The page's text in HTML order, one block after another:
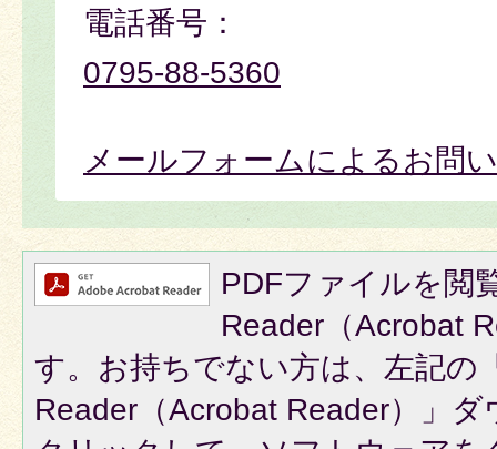
電話番号：
0795-88-5360
メールフォームによるお問
PDFファイルを閲
Reader（Acrobat
す。お持ちでない方は、左記の
Reader（Acrobat Reader）」